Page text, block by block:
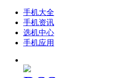
手机大全
手机资讯
选机中心
手机应用